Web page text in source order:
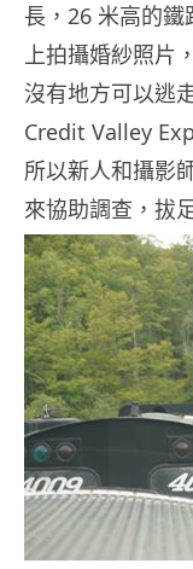
長，26 米高的
上拍攝婚紗照片
沒有地方可以逃
Credit Valley
所以新人和攝影
來協助調查，拔